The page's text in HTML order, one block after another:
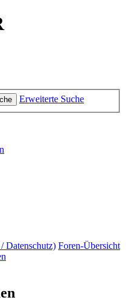
Erweiterte Suche
Datenschutz) Foren-Übersicht